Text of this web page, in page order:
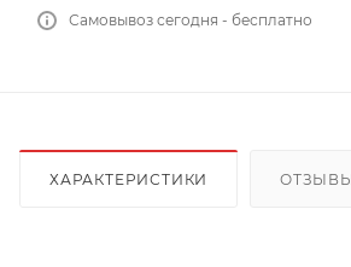
Самовывоз сегодня - бесплатно
ХАРАКТЕРИСТИКИ